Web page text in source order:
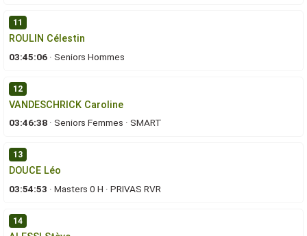
11
ROULIN Célestin
03:45:06 ·Seniors Hommes
12
VANDESCHRICK Caroline
03:46:38 ·Seniors Femmes ·SMART
13
DOUCE Léo
03:54:53 ·Masters 0 H ·PRIVAS RVR
14